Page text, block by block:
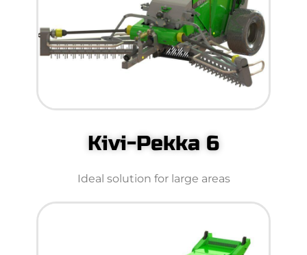
Kivi-Pekka 6
Ideal solution for large areas